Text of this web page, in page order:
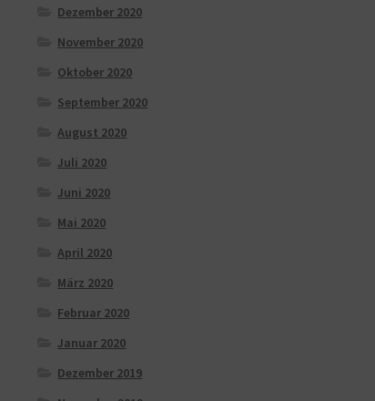
Dezember 2020
November 2020
Oktober 2020
September 2020
August 2020
Juli 2020
Juni 2020
Mai 2020
April 2020
März 2020
Februar 2020
Januar 2020
Dezember 2019